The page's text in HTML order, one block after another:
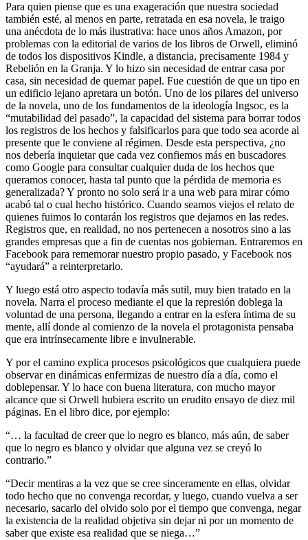
Para quien piense que es una exageración que nuestra sociedad
también esté, al menos en parte, retratada en esa novela, le traigo
una anécdota de lo más ilustrativa: hace unos años Amazon, por
problemas con la editorial de varios de los libros de Orwell, eliminó
de todos los dispositivos Kindle, a distancia, precisamente 1984 y
Rebelión en la Granja. Y lo hizo sin necesidad de entrar casa por
casa, sin necesidad de quemar papel. Fue cuestión de que un tipo en
un edificio lejano apretara un botón. Uno de los pilares del universo
de la novela, uno de los fundamentos de la ideología Ingsoc, es la
“mutabilidad del pasado”, la capacidad del sistema para borrar todos
los registros de los hechos y falsificarlos para que todo sea acorde al
presente que le conviene al régimen. Desde esta perspectiva, ¿no
nos debería inquietar que cada vez confiemos más en buscadores
como Google para consultar cualquier duda de los hechos que
queramos conocer, hasta tal punto que la pérdida de memoria es
generalizada? Y pronto no solo será ir a una web para mirar cómo
acabó tal o cual hecho histórico. Cuando seamos viejos el relato de
quienes fuimos lo contarán los registros que dejamos en las redes.
Registros que, en realidad, no nos pertenecen a nosotros sino a las
grandes empresas que a fin de cuentas nos gobiernan. Entraremos en
Facebook para rememorar nuestro propio pasado, y Facebook nos
“ayudará” a reinterpretarlo.
Y luego está otro aspecto todavía más sutil, muy bien tratado en la
novela. Narra el proceso mediante el que la represión doblega la
voluntad de una persona, llegando a entrar en la esfera íntima de su
mente, allí donde al comienzo de la novela el protagonista pensaba
que era intrínsecamente libre e invulnerable.
Y por el camino explica procesos psicológicos que cualquiera puede
observar en dinámicas enfermizas de nuestro día a día, como el
doblepensar. Y lo hace con buena literatura, con mucho mayor
alcance que si Orwell hubiera escrito un erudito ensayo de diez mil
páginas. En el libro dice, por ejemplo:
“… la facultad de creer que lo negro es blanco, más aún, de saber
que lo negro es blanco y olvidar que alguna vez se creyó lo
contrario.”
“Decir mentiras a la vez que se cree sinceramente en ellas, olvidar
todo hecho que no convenga recordar, y luego, cuando vuelva a ser
necesario, sacarlo del olvido solo por el tiempo que convenga, negar
la existencia de la realidad objetiva sin dejar ni por un momento de
saber que existe esa realidad que se niega…”